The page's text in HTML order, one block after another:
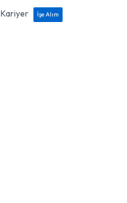
Kariyer
İşe Alım